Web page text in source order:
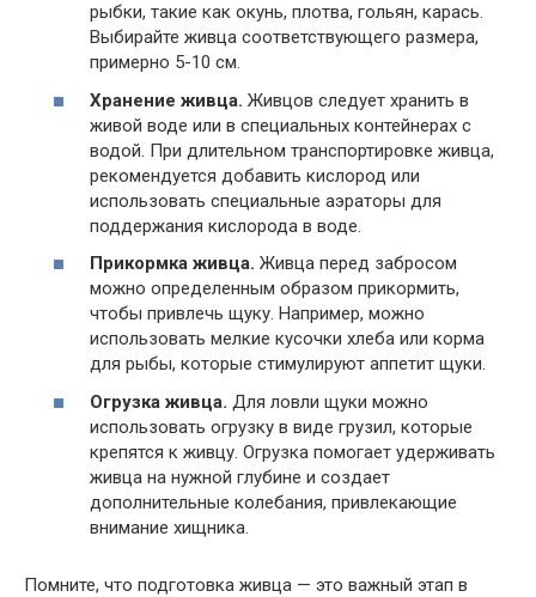
рыбки, такие как окунь, плотва, гольян, карась.
Выбирайте живца соответствующего размера,
примерно 5-10 см.
Хранение живца. Живцов следует хранить в
живой воде или в специальных контейнерах с
водой. При длительном транспортировке живца,
рекомендуется добавить кислород или
использовать специальные аэраторы для
поддержания кислорода в воде.
Прикормка живца. Живца перед забросом
можно определенным образом прикормить,
чтобы привлечь щуку. Например, можно
использовать мелкие кусочки хлеба или корма
для рыбы, которые стимулируют аппетит щуки.
Огрузка живца. Для ловли щуки можно
использовать огрузку в виде грузил, которые
крепятся к живцу. Огрузка помогает удерживать
живца на нужной глубине и создает
дополнительные колебания, привлекающие
внимание хищника.
Помните, что подготовка живца — это важный этап в